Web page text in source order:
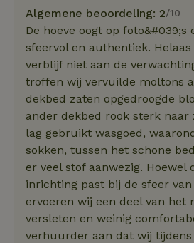
Algemene beoordeling: 2/10
De hoeve oogt op foto&#039;s
sfeervol en authentiek. Helaas
verblijf niet aan de
troffen wij vervuilde moltons
dekbed zaten opgedroogde
ander dekbed rook sterk naar
lag gebruikt wasgoed,
sokken, tussen het schone
er veel stof aanwezig. Hoewel
inrichting past bij de sfeer van
ervoeren wij een deel van het
versleten en weinig
verhuurder aan dat wij